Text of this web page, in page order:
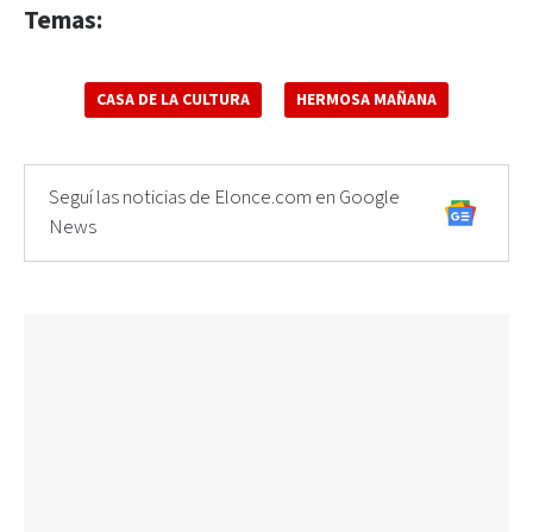
Temas:
CASA DE LA CULTURA HERMOSA MAÑANA
Seguí las noticias de Elonce.com en Google
News